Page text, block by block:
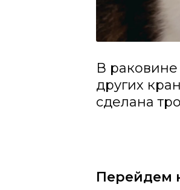
В
других
сделана
Перейдем